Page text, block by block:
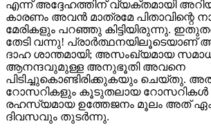
എന്ന് അദ്ദേഹത്തിന് വ്യക്തമായി
കാരണം അവൻ മാത്രമേ
മേരികളും പറഞ്ഞു കിട്ടിയിരുന്നു.
തേടി വന്നു! പ്രാർത്ഥനയിലൂടെയാണ്
ദാഹ ശാന്തമായി; അസംഖ്യമായ
ആനന്ദവുമുള്ള അനുഭൂതി അവനെ
പിടിച്ചുകൊണ്ടിരിക്കുകയും ചെയ്തു.
റോസറികളും കൂടുതലായ റോസറികൾ
രഹസ്യമായ ഉത്തേജനം മൂലം അത്
ദിവസവും തുടർന്നു.